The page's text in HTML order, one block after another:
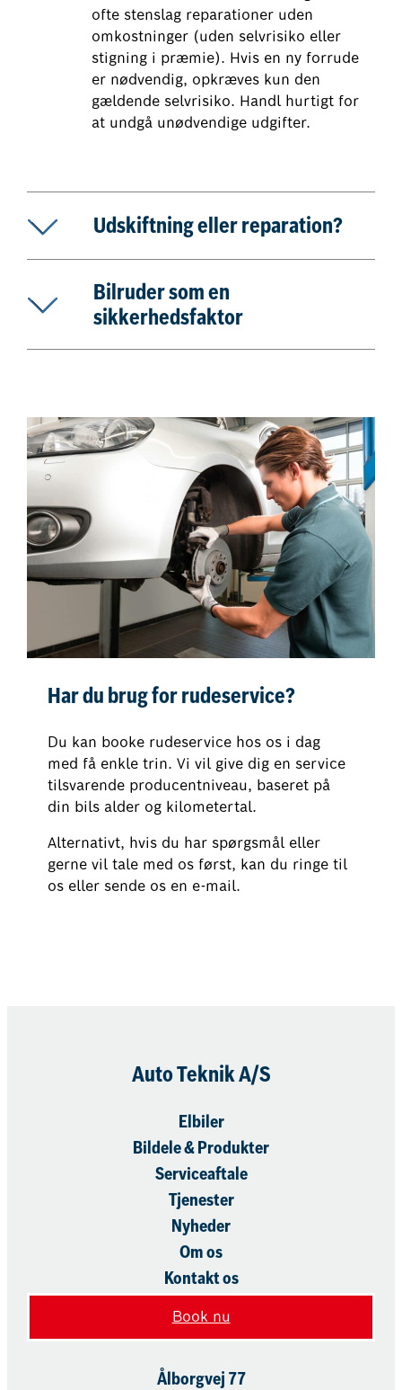
ofte stenslag reparationer uden
omkostninger (uden selvrisiko eller
stigning i præmie). Hvis en ny forrude
er nødvendig, opkræves kun den
gældende selvrisiko. Handl hurtigt for
at undgå unødvendige udgifter.
Udskiftning eller reparation?
Bilruder som en
sikkerhedsfaktor
Har du brug for rudeservice?
Du kan booke rudeservice hos os i dag
med få enkle trin. Vi vil give dig en service
tilsvarende producentniveau, baseret på
din bils alder og kilometertal.
Alternativt, hvis du har spørgsmål eller
gerne vil tale med os først, kan du ringe til
os eller sende os en e-mail.
Auto Teknik A/S
Elbiler
Bildele & Produkter
Serviceaftale
Tjenester
Nyheder
Om os
Kontakt os
Book nu
Ålborgvej 77